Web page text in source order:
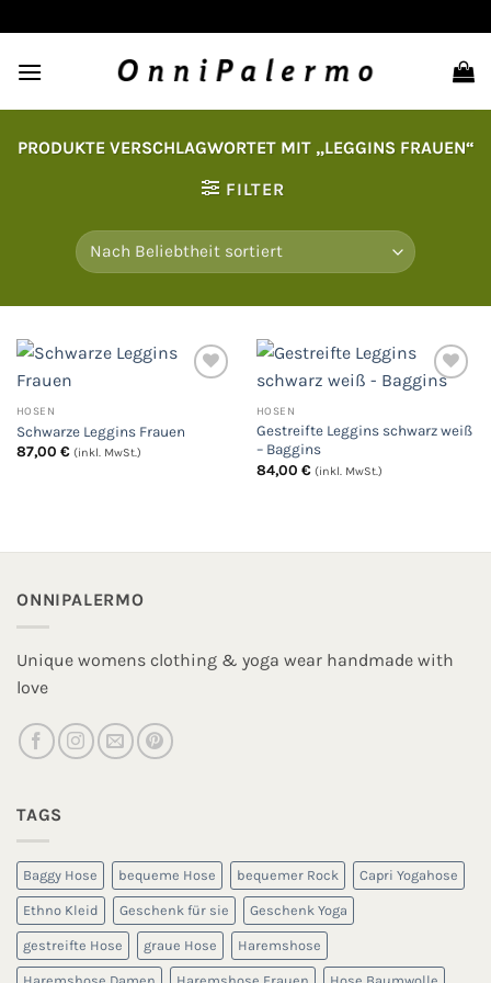
Inhalt
springen
PRODUKTE VERSCHLAGWORTET MIT „LEGGINS FRAUEN“
FILTER
die
HOSEN
Schwarze Leggins Frauen
87,00 € (inkl. MwSt.)
die
HOSEN
Gestreifte Leggins schwarz weiß
– Baggins
84,00 € (inkl. MwSt.)
ONNIPALERMO
Unique womens clothing & yoga wear handmade with
love
TAGS
Baggy Hose bequeme Hose bequemer Rock Capri Yogahose
Ethno Kleid Geschenk für sie Geschenk Yoga
gestreifte Hose graue Hose Haremshose